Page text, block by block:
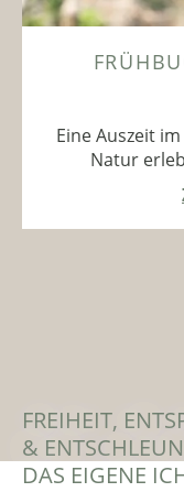
Eine Auszeit
Natur
FREIHEIT,
&
DAS EIGENE